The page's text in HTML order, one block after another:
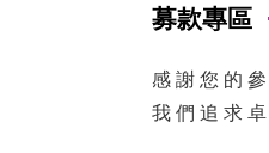
募款專區
感 謝 您 的
我 們 追 求